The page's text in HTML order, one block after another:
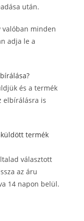
után.
valóban minden
adja le a
és a termék
elbírálásra is
termék
választott
az áru
14 napon belül.